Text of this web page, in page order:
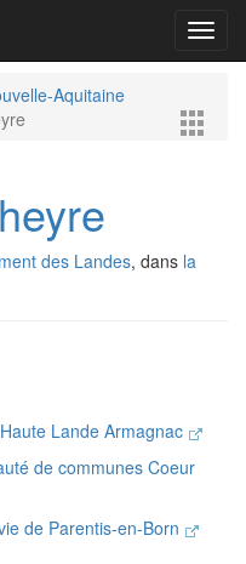
Aquitaine
des Landes, dans la
Lande Armagnac
de communes Coeur
de Parentis-en-Born